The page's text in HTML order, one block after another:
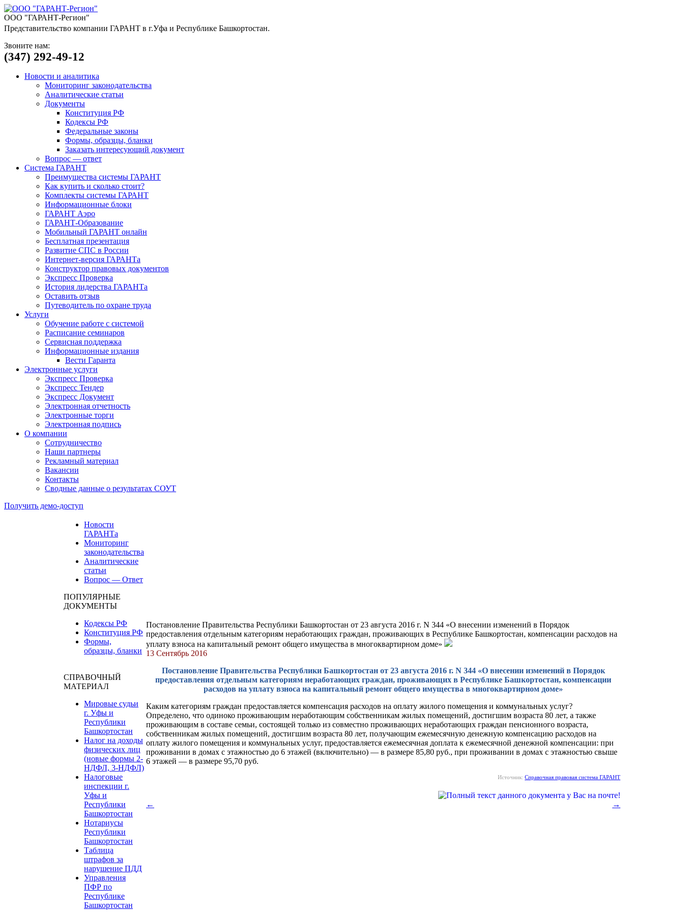
ООО "ГАРАНТ-Регион"
Представительство компании ГАРАНТ в г.Уфа и Республике Башкортостан.
Звоните нам:
(347) 292-49-12
Новости и аналитика
Мониторинг законодательства
Аналитические статьи
Документы
Конституция РФ
Кодексы РФ
Федеральные законы
Формы, образцы, бланки
Заказать интересующий документ
Вопрос — ответ
Система ГАРАНТ
Преимущества системы ГАРАНТ
Как купить и сколько стоит?
Комплекты системы ГАРАНТ
Информационные блоки
ГАРАНТ Аэро
ГАРАНТ-Образование
Мобильный ГАРАНТ онлайн
Бесплатная презентация
Развитие СПС в России
Интернет-версия ГАРАНТа
Конструктор правовых документов
Экспресс Проверка
История лидерства ГАРАНТа
Оставить отзыв
Путеводитель по охране труда
Услуги
Обучение работе с системой
Расписание семинаров
Сервисная поддержка
Информационные издания
Вести Гаранта
Электронные услуги
Экспресс Проверка
Экспресс Тендер
Экспресс Документ
Электронная отчетность
Электронные торги
Электронная подпись
О компании
Сотрудничество
Наши партнеры
Рекламный материал
Вакансии
Контакты
Сводные данные о результатах СОУТ
Получить демо-доступ
Новости
ГАРАНТа
Мониторинг
законодательства
Аналитические
статьи
Вопрос — Ответ
ПОПУЛЯРНЫЕ
ДОКУМЕНТЫ
Кодексы РФ
Конституция РФ
Формы,
образцы, бланки
СПРАВОЧНЫЙ
МАТЕРИАЛ
Мировые судьи
г. Уфы и
Республики
Башкортостан
Налог на доходы
физических лиц
(новые формы 2-
НДФЛ, 3-НДФЛ)
Налоговые
инспекции г.
Уфы и
Республики
Башкортостан
Нотариусы
Республики
Башкортостан
Таблица
штрафов за
нарушение ПДД
Управления
ПФР по
Республике
Башкортостан
Постановление Правительства Республики Башкортостан от 23 августа 2016 г. N 344 «О внесении изменений в Порядок
предоставления отдельным категориям неработающих граждан, проживающих в Республике Башкортостан, компенсации расходов на
уплату взноса на капитальный ремонт общего имущества в многоквартирном доме»
13 Сентябрь 2016
Постановление Правительства Республики Башкортостан от 23 августа 2016 г. N 344 «О внесении изменений в Порядок
предоставления отдельным категориям неработающих граждан, проживающих в Республике Башкортостан, компенсации
расходов на уплату взноса на капитальный ремонт общего имущества в многоквартирном доме»
Каким категориям граждан предоставляется компенсация расходов на оплату жилого помещения и коммунальных услуг?
Определено, что одиноко проживающим неработающим собственникам жилых помещений, достигшим возраста 80 лет, а также
проживающим в составе семьи, состоящей только из совместно проживающих неработающих граждан пенсионного возраста,
собственникам жилых помещений, достигшим возраста 80 лет, получающим ежемесячную денежную компенсацию расходов на
оплату жилого помещения и коммунальных услуг, предоставляется ежемесячная доплата к ежемесячной денежной компенсации: при
проживании в домах с этажностью до 6 этажей (включительно) — в размере 85,80 руб., при проживании в домах с этажностью свыше
6 этажей — в размере 95,70 руб.
Источник: Справочная правовая система ГАРАНТ
← →